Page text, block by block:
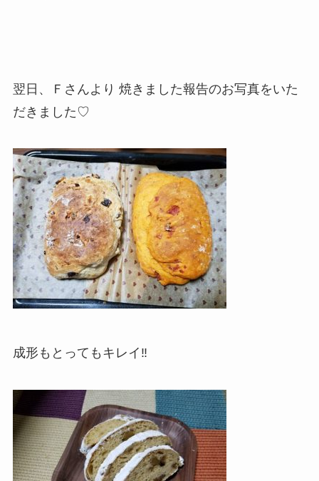
翌日、Ｆさんより 焼きました報告のお写真をいた
だきました♡
成形もとってもキレイ‼︎